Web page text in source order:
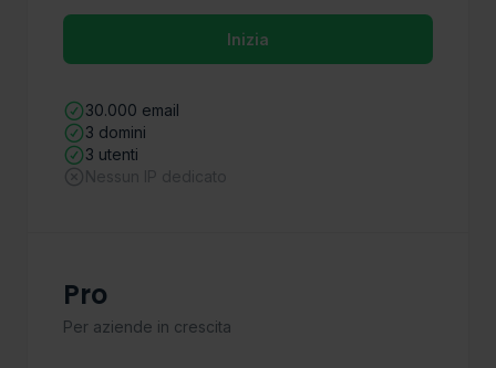
Inizia
30.000 email
3 domini
3 utenti
Pro
Per aziende in crescita